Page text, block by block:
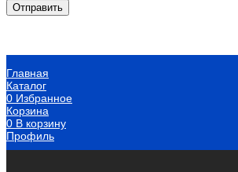
Главная
Каталог
0 Избранное
Корзина
0 В корзину
Профиль